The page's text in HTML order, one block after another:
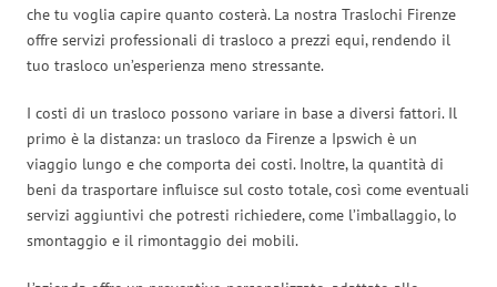
che tu voglia capire quanto costerà. La nostra Traslochi Firenze
offre servizi professionali di trasloco a prezzi equi, rendendo il
tuo trasloco un’esperienza meno stressante.
I costi di un trasloco possono variare in base a diversi fattori. Il
primo è la distanza: un trasloco da Firenze a Ipswich è un
viaggio lungo e che comporta dei costi. Inoltre, la quantità di
beni da trasportare influisce sul costo totale, così come eventuali
servizi aggiuntivi che potresti richiedere, come l’imballaggio, lo
smontaggio e il rimontaggio dei mobili.